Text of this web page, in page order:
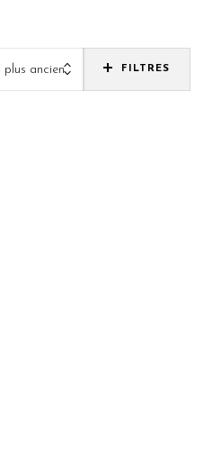
plus ancien FILTRES
: 550.000CFA.